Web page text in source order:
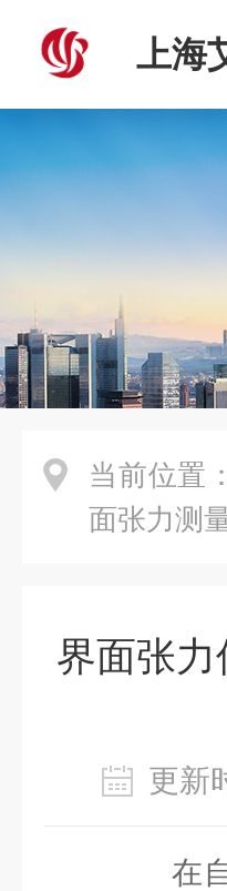
上海
当前位置：
面张力测
界面张
更
在自